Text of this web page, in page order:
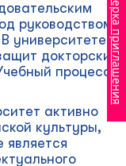
руководством
университете
докторских
процесс
активно
культуры,
Проверка приглашения